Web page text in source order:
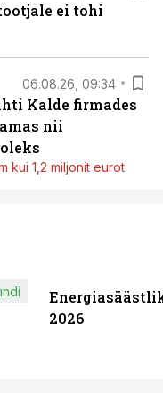
ei tohi
06.08.26, 09:34
Kalde firmades
nii
kui 1,2 miljonit eurot
2026